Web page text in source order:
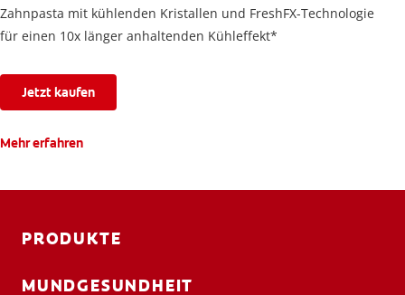
Zahnpasta mit kühlenden Kristallen und FreshFX-Technologie
für einen 10x länger anhaltenden Kühleffekt*
Jetzt kaufen
Mehr erfahren
PRODUKTE
MUNDGESUNDHEIT